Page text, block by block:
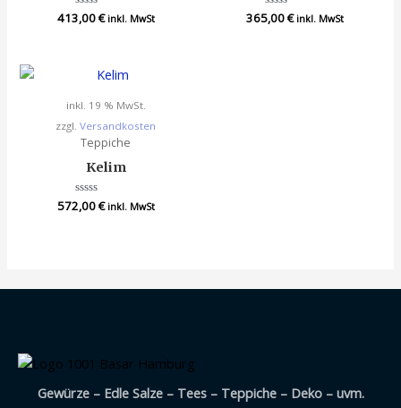
Bewertet
mit
413,00€ inkl. MwSt
Bewertet
mit
365,00€ inkl. MwSt
inkl. 19 % MwSt.
zzgl.Versandkosten
Teppiche
Kelim
Bewertet
mit
572,00€ inkl. MwSt
Gewürze – Edle Salze – Tees – Teppiche – Deko – uvm.